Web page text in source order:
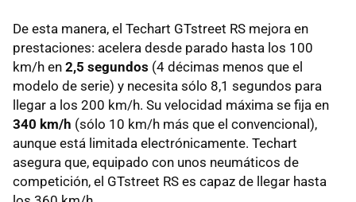
De esta manera, el Techart GTstreet RS mejora en
prestaciones: acelera desde parado hasta los 100
km/h en 2,5 segundos (4 décimas menos que el
modelo de serie) y necesita sólo 8,1 segundos para
llegar a los 200 km/h. Su velocidad máxima se fija en
340 km/h (sólo 10 km/h más que el convencional),
aunque está limitada electrónicamente. Techart
asegura que, equipado con unos neumáticos de
competición, el GTstreet RS es capaz de llegar hasta